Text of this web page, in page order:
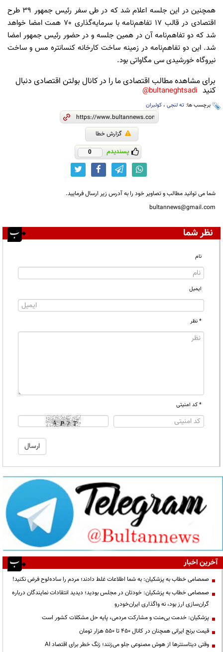
همچنین در این جلسه اعلام شد که در طی سفر رئیس جمهور 39 طرح
اقتصادی در قالب 17 تفاهم‌نامه با سرمایه‌گذاری 70 همت امضا خواهد
شد که دو تفاهم‌نامه آن در همین جلسه و در حضور رئیس جمهور امضا
شد. این دو تفاهم‌نامه در زمینه ساخت کارخانه کنسانتره مس و ساخت
نیروگاه خورشیدی سی مگاواتی بود.
برای مشاهده مطالب اقتصادی ما را در کانال بولتن اقتصادی دنبال
کنید bultaneghtsadi@
برچسب ها: ته لنجی ، کولبران
گزارش خطا
پسندیدم 0
شما می توانید مطالب و تصاویر خود را به آدرس زیر ارسال فرمایید.
bultannews@gmail.com
نظر شما
نام
ایمیل
* نظر
* کد امنیتی
آخرین اخبار
صمصامی خطاب به پزشکیان: به شما اطلاعات غلط دادند؛ مردم را ساده‌لوح فرض نکنید!
صمصامی خطاب به پزشکیان: خودتان در مجلس بودید؛ دیدید انتقادات نمایندگان درباره
گران‌سازی ارز بود، نه واگذاری ایران‌خودرو
پزشکیان: خدمت بی‌منت و مشارکت مردمی، پایه حل مشکلات کشور است
قیمت‌ برنج ایرانی همچنان در کانال ۴۵۰ تا ۵۵۰ هزار تومان
وقتی دیتاسنترها از هوش مصنوعی جلو می‌زنند؛ زنگ خطر برای اقتصاد AI